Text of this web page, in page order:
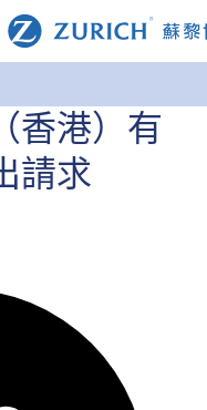
香港）有
請求